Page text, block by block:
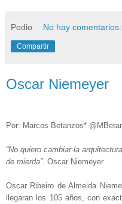
Podio No hay comentarios:
Compartir
Oscar Niemeyer
Por: Marcos Betanzos*
“No quiero cambiar la
de mierda”. Oscar Niemeyer
Oscar Ribeiro de Almeida
llegaran los 105 años, con